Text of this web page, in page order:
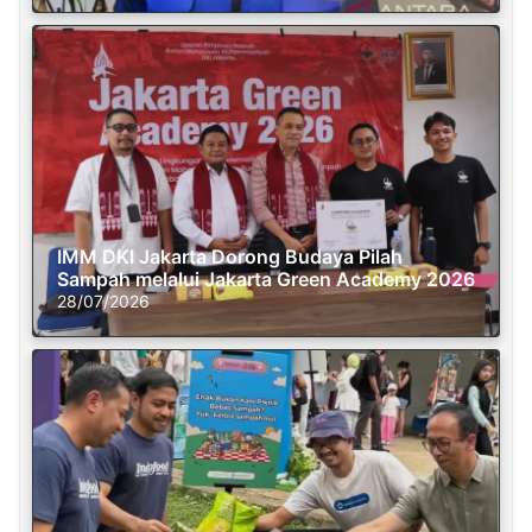
IMM DKI Jakarta Dorong Budaya Pilah
Sampah melalui Jakarta Green Academy 2026
28/07/2026